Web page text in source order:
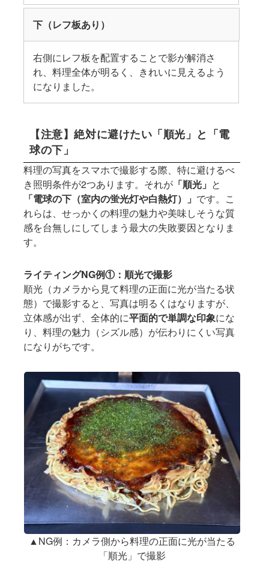
下（レフ板あり）
右側にレフ板を配置することで影が解消さ
れ、料理全体が明るく、きれいに見えるよう
になりました。
【注意】絶対に避けたい「順光」と「電
球の下」
料理の写真をスマホで撮影する際、特に避けるべ
き照明条件が2つあります。それが 「順光」 と
「電球の下（室内の蛍光灯や白熱灯）」 です。こ
れらは、せっかくの料理の魅力や美味しそうな質
感を台無しにしてしまう最大の失敗要因となりま
す。
ライティングNG例①：順光で撮影
順光（カメラから見て料理の正面に光が当たる状
態）で撮影すると、写真は明るくはなりますが、
立体感が出ず、全体的に平面的で単調な印象にな
り、料理の魅力（シズル感）が伝わりにくい写真
になりがちです。
▲NG例：カメラ側から料理の正面に光が当たる
「順光」で撮影